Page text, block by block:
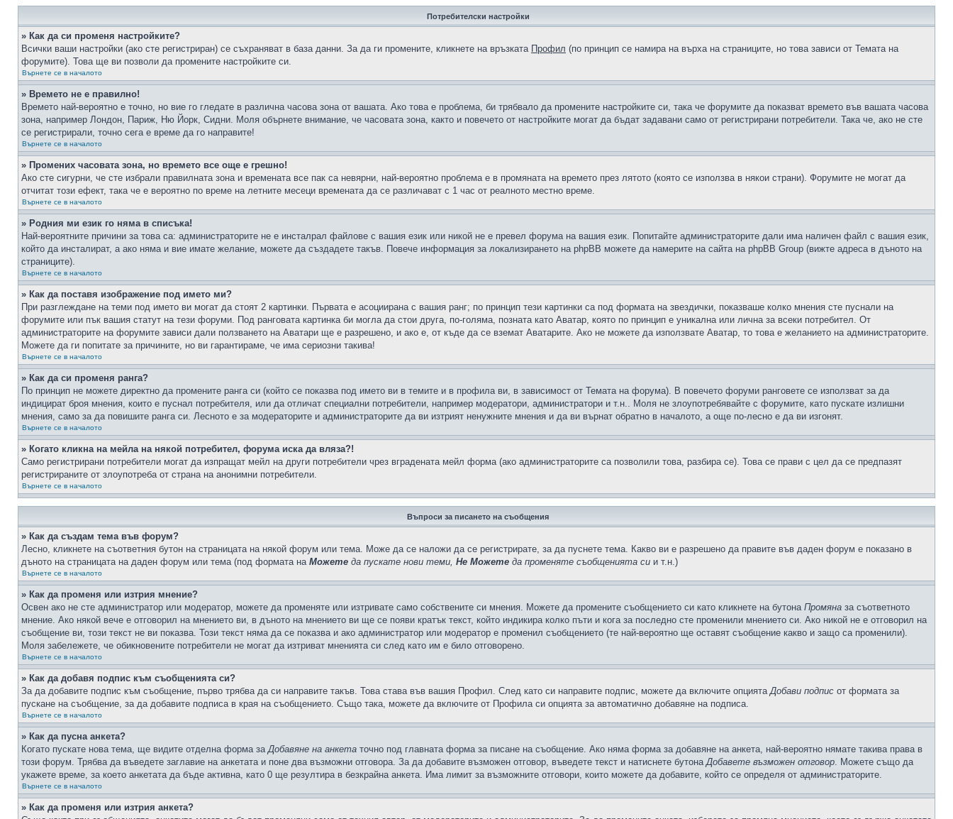
Потребителски настройки
» Как да си променя настройките?
Всички ваши настройки (ако сте регистриран) се съхраняват в база данни. За да ги промените, кликнете на връзката Профил (по принцип се намира на върха на страниците, но това зависи от Темата на
форумите). Това ще ви позволи да промените настройките си.
Върнете се в началото
» Времето не е правилно!
Времето най-вероятно е точно, но вие го гледате в различна часова зона от вашата. Ако това е проблема, би трябвало да промените настройките си, така че форумите да показват времето във вашата часова
зона, например Лондон, Париж, Ню Йорк, Сидни. Моля обърнете внимание, че часовата зона, както и повечето от настройките могат да бъдат задавани само от регистрирани потребители. Така че, ако не сте
се регистрирали, точно сега е време да го направите!
Върнете се в началото
» Промених часовата зона, но времето все още е грешно!
Ако сте сигурни, че сте избрали правилната зона и времената все пак са невярни, най-вероятно проблема е в промяната на времето през лятото (която се използва в някои страни). Форумите не могат да
отчитат този ефект, така че е вероятно по време на летните месеци времената да се различават с 1 час от реалното местно време.
Върнете се в началото
» Родния ми език го няма в списъка!
Най-вероятните причини за това са: администраторите не е инсталрал файлове с вашия език или никой не е превел форума на вашия език. Попитайте администраторите дали има наличен файл с вашия език,
който да инсталират, а ако няма и вие имате желание, можете да създадете такъв. Повече информация за локализирането на phpBB можете да намерите на сайта на phpBB Group (вижте адреса в дъното на
страниците).
Върнете се в началото
» Как да поставя изображение под името ми?
При разглеждане на теми под името ви могат да стоят 2 картинки. Първата е асоциирана с вашия ранг; по принцип тези картинки са под формата на звездички, показваше колко мнения сте пуснали на
форумите или пък вашия статут на тези форуми. Под ранговата картинка би могла да стои друга, по-голяма, позната като Аватар, която по принцип е уникална или лична за всеки потребител. От
администраторите на форумите зависи дали ползването на Аватари ще е разрешено, и ако е, от къде да се вземат Аватарите. Ако не можете да използвате Аватар, то това е желанието на администраторите.
Можете да ги попитате за причините, но ви гарантираме, че има сериозни такива!
Върнете се в началото
» Как да си променя ранга?
По принцип не можете директно да промените ранга си (който се показва под името ви в темите и в профила ви, в зависимост от Темата на форума). В повечето форуми ранговете се използват за да
индицират броя мнения, които е пуснал потребителя, или да отличат специални потребители, например модератори, администратори и т.н.. Моля не злоупотребявайте с форумите, като пускате излишни
мнения, само за да повишите ранга си. Лесното е за модераторите и администраторите да ви изтрият ненужните мнения и да ви върнат обратно в началото, а още по-лесно е да ви изгонят.
Върнете се в началото
» Когато кликна на мейла на някой потребител, форума иска да вляза?!
Само регистрирани потребители могат да изпращат мейл на други потребители чрез вградената мейл форма (ако администраторите са позволили това, разбира се). Това се прави с цел да се предпазят
регистрираните от злоупотреба от страна на анонимни потребители.
Върнете се в началото
Въпроси за писането на съобщения
» Как да създам тема във форум?
Лесно, кликнете на съответния бутон на страницата на някой форум или тема. Може да се наложи да се регистрирате, за да пуснете тема. Какво ви е разрешено да правите във даден форум е показано в
дъното на страницата на даден форум или тема (под формата на Можете да пускате нови теми, Не Можете да променяте съобщенията си и т.н.)
Върнете се в началото
» Как да променя или изтрия мнение?
Освен ако не сте администратор или модератор, можете да променяте или изтривате само собствените си мнения. Можете да промените съобщението си като кликнете на бутона Промяна за съответното
мнение. Ако някой вече е отговорил на мнението ви, в дъното на мнението ви ще се появи кратък текст, който индикира колко пъти и кога за последно сте променили мнението си. Ако никой не е отговорил на
съобщение ви, този текст не ви показва. Този текст няма да се показва и ако администратор или модератор е променил съобщението (те най-вероятно ще оставят съобщение какво и защо са променили).
Моля забележете, че обикновените потребители не могат да изтриват мненията си след като им е било отговорено.
Върнете се в началото
» Как да добавя подпис към съобщенията си?
За да добавите подпис към съобщение, първо трябва да си направите такъв. Това става във вашия Профил. След като си направите подпис, можете да включите опциятаДобави подпис от формата за
пускане на съобщение, за да добавите подписа в края на съобщението. Също така, можете да включите от Профила си опцията за автоматично добавяне на подписа.
Върнете се в началото
» Как да пусна анкета?
Когато пускате нова тема, ще видите отделна форма заДобавяне на анкета точно под главната форма за писане на съобщение. Ако няма форма за добавяне на анкета, най-вероятно нямате такива права в
този форум. Трябва да въведете заглавие на анкетата и поне два възможни отговора. За да добавите възможен отговор, въведете текст и натиснете бутонаДобавете възможен отговор. Можете също да
укажете време, за което анкетата да бъде активна, като 0 ще резултира в безкрайна анкета. Има лимит за възможните отговори, които можете да добавите, който се определя от администраторите.
Върнете се в началото
» Как да променя или изтрия анкета?